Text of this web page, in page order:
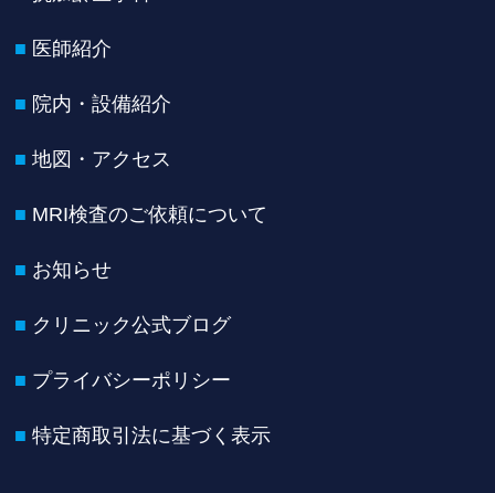
医師紹介
院内・設備紹介
地図・アクセス
MRI検査のご依頼について
お知らせ
クリニック公式ブログ
プライバシーポリシー
特定商取引法に基づく表示